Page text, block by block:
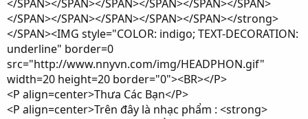
</SPAN></SPAN></SPAN></SPAN></SPAN></SPAN>
</SPAN></SPAN></SPAN></SPAN></SPAN></strong>
</SPAN><IMG style="COLOR: indigo; TEXT-DECORATION:
underline" border=0
src="http://www.nnyvn.com/img/HEADPHON.gif"
width=20 height=20 border="0"><BR></P>
<P align=center>Thưa Các Bạn</P>
<P align=center>Trên đây là nhạc phẩm : <strong>